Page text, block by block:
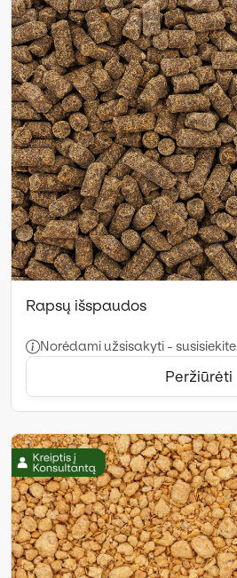
Rapsų išspaudos
Norėdami užsisakyti - susisiekite
Peržiūrėti